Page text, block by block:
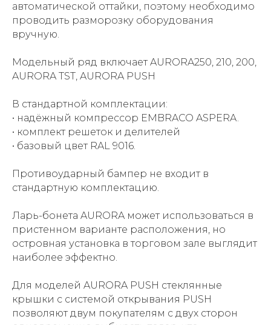
автоматической оттайки, поэтому необходимо
проводить разморозку оборудования
вручную.
Модельный ряд включает AURORA250, 210, 200,
AURORA TST, AURORA PUSH
В стандартной комплектации:
• надёжный компрессор EMBRACO ASPERA.
• комплект решеток и делителей
• базовый цвет RAL 9016.
Противоударный бампер не входит в
стандартную комплектацию.
Ларь-бонета AURORA может использоваться в
пристенном варианте расположения, но
островная установка в торговом зале выглядит
наиболее эффектно.
Для моделей AURORA PUSH cтеклянные
крышки с системой открывания PUSH
позволяют двум покупателям с двух сторон